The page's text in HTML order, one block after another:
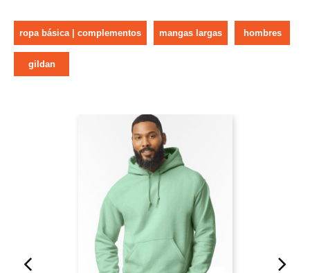
ropa básica | complementos mangas largas hombres
gildan